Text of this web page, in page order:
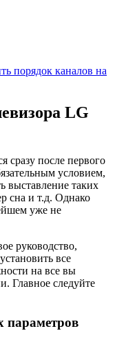
порядок каналов на
LG
сразу после первого
условием,
выставление таких
сна и т.д. Однако
уже не
руководство,
все
на все вы
Главное следуйте